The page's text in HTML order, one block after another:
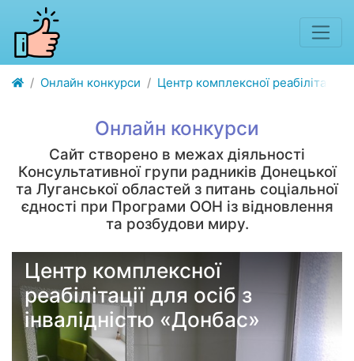
Онлайн конкурси Центр комплексної реабілітації
Онлайн конкурси
Сайт створено в межах діяльності
Консультативної групи радників Донецької
та Луганської областей з питань соціальної
єдності при Програми ООН із відновлення
та розбудови миру.
Центр комплексної
реабілітації для осіб з
інвалідністю «Донбас»